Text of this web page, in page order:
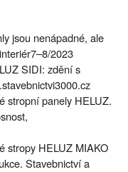
jsou nenápadné, ale
2023
SIDI: zdění s
stropní panely HELUZ.
stropy HELUZ MIAKO
Stavebnictví a